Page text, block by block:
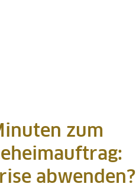
zum
abwenden?